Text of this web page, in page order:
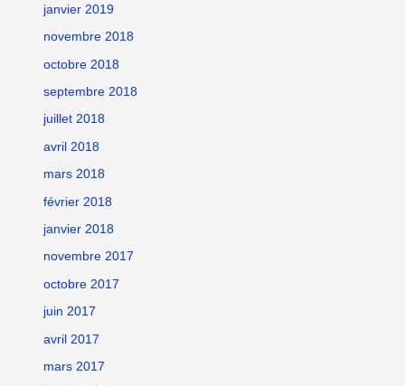
janvier 2019
novembre 2018
octobre 2018
septembre 2018
juillet 2018
avril 2018
mars 2018
février 2018
janvier 2018
novembre 2017
octobre 2017
juin 2017
avril 2017
mars 2017